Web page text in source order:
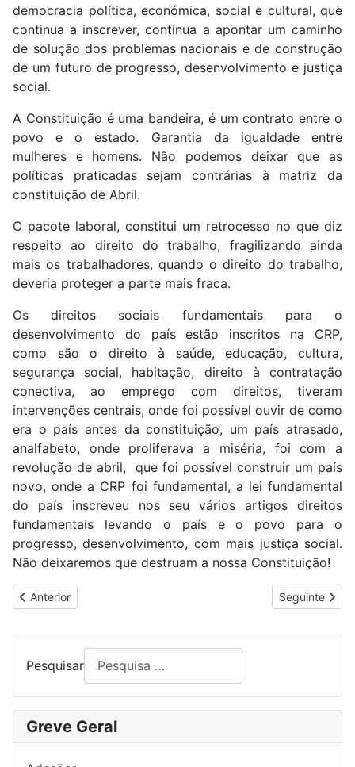
democracia política, económica, social e cultural, que
continua a inscrever, continua a apontar um caminho
de solução dos problemas nacionais e de construção
de um futuro de progresso, desenvolvimento e justiça
social.
A Constituição é uma bandeira, é um contrato entre o
povo e o estado. Garantia da igualdade entre
mulheres e homens. Não podemos deixar que as
políticas praticadas sejam contrárias à matriz da
constituição de Abril.
O pacote laboral, constitui um retrocesso no que diz
respeito ao direito do trabalho, fragilizando ainda
mais os trabalhadores, quando o direito do trabalho,
deveria proteger a parte mais fraca.
Os direitos sociais fundamentais para o
desenvolvimento do país estão inscritos na CRP,
como são o direito à saúde, educação, cultura,
segurança social, habitação, direito à contratação
conectiva, ao emprego com direitos, tiveram
intervenções centrais, onde foi possível ouvir de como
era o país antes da constituição, um país atrasado,
analfabeto, onde proliferava a miséria, foi com a
revolução de abril, que foi possível construir um país
novo, onde a CRP foi fundamental, a lei fundamental
do país inscreveu nos seu vários artigos direitos
fundamentais levando o país e o povo para o
progresso, desenvolvimento, com mais justiça social.
Não deixaremos que destruam a nossa Constituição!
Artigo anterior: INAUGURAÇÃO DA SEDE DO STAL
Anterior Artigo
Seguinte
Pesquisar
Greve Geral